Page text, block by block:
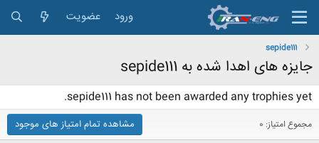
ورود عضویت
sepide111
جایزه های اهدا شده به sepide111
sepide111 has not been awarded any trophies yet.
مجموع امتیاز: 0 مشاهده تمام امتیاز های موجود